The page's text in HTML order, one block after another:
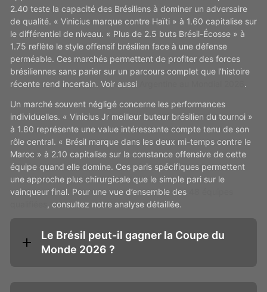
2.40 teste la capacité des Brésiliens à dominer un adversaire
de qualité. « Vinicius marque contre Haïti » à 1.60 capitalise sur
le différentiel de niveau. « Plus de 2.5 buts Brésil-Écosse » à
1.75 reflète le style offensif brésilien face à une défense
perméable. Ces marchés permettent de profiter des forces
brésiliennes sans parier sur un parcours complet que l’histoire
récente rend incertain. Voir aussi
.
Un marché souvent négligé concerne les performances
individuelles. « Vinicius Jr meilleur buteur brésilien du tournoi »
à 1.80 représente une value intéressante compte tenu de son
rôle central. « Brésil marque dans les deux mi-temps contre le
Maroc » à 2.10 capitalise sur la constance offensive de cette
équipe quand elle domine. Ces paris spécifiques permettent
une approche plus chirurgicale que le simple pari sur le
vainqueur final. Pour une vue d’ensemble des
, consultez notre analyse détaillée.
Le Brésil peut-il gagner la Coupe du
Monde 2026 ?